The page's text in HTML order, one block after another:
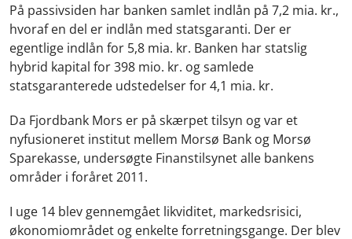
På passivsiden har banken samlet indlån på 7,2 mia. kr.,
hvoraf en del er indlån med statsgaranti. Der er
egentlige indlån for 5,8 mia. kr. Banken har statslig
hybrid kapital for 398 mio. kr. og samlede
statsgaranterede udstedelser for 4,1 mia. kr.
Da Fjordbank Mors er på skærpet tilsyn og var et
nyfusioneret institut mellem Morsø Bank og Morsø
Sparekasse, undersøgte Finanstilsynet alle bankens
områder i foråret 2011.
I uge 14 blev gennemgået likviditet, markedsrisici,
økonomiområdet og enkelte forretningsgange. Der blev